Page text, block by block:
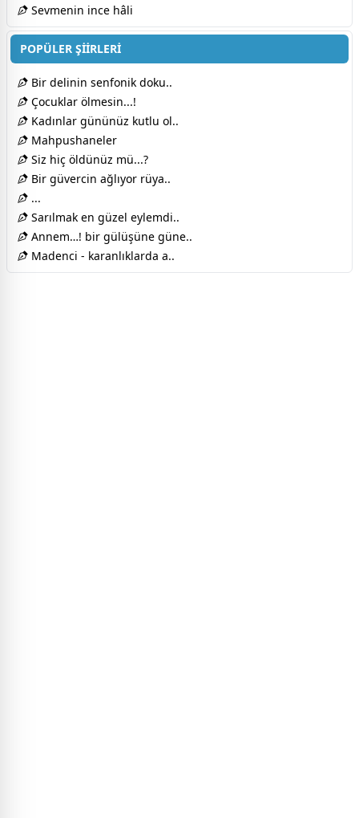
Sevmenin ince hâli
POPÜLER ŞİİRLERİ
Bir delinin senfonik doku..
Çocuklar ölmesin...!
Kadınlar gününüz kutlu ol..
Mahpushaneler
Siz hiç öldünüz mü...?
Bir güvercin ağlıyor rüya..
...
Sarılmak en güzel eylemdi..
Annem…! bir gülüşüne güne..
Madenci - karanlıklarda a..